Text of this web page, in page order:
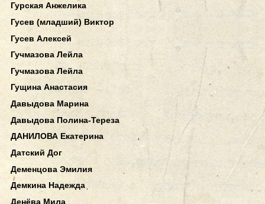
Гурская Анжелика
Гусев (младший) Виктор
Гусев Алексей
Гучмазова Лейла
Гучмазова Лейла
Гущина Анастасия
Давыдова Марина
Давыдова Полина-Тереза
ДАНИЛОВА Екатерина
Датский Дог
Деменцова Эмилия
Демкина Надежда
Денёва Мила